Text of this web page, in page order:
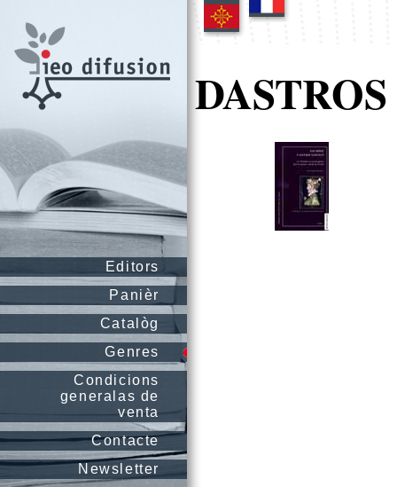
Editors
Panièr
Catalòg
Genres
Condicions
generalas de
venta
Contacte
Newsletter